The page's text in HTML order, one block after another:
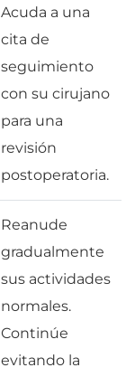
Acuda a una
cita de
seguimiento
con su cirujano
para una
revisión
postoperatoria.
Reanude
gradualmente
sus actividades
normales.
Continúe
evitando la